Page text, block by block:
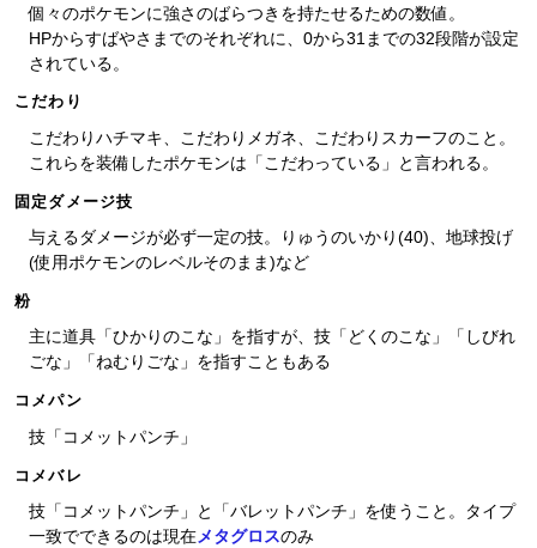
個々のポケモンに強さのばらつきを持たせるための数値。
HPからすばやさまでのそれぞれに、0から31までの32段階が設定
されている。
こだわり
こだわりハチマキ、こだわりメガネ、こだわりスカーフのこと。
これらを装備したポケモンは「こだわっている」と言われる。
固定ダメージ技
与えるダメージが必ず一定の技。りゅうのいかり(40)、地球投げ
(使用ポケモンのレベルそのまま)など
粉
主に道具「ひかりのこな」を指すが、技「どくのこな」「しびれ
ごな」「ねむりごな」を指すこともある
コメパン
技「コメットパンチ」
コメバレ
技「コメットパンチ」と「バレットパンチ」を使うこと。タイプ
一致でできるのは現在メタグロスのみ